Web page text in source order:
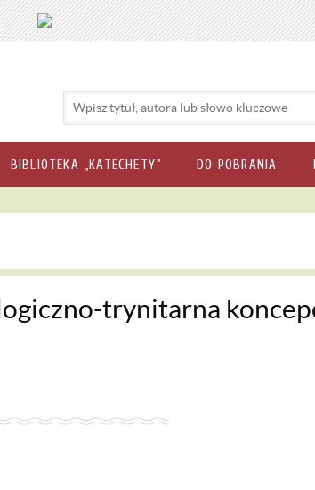
BIBLIOTEKA „KATECHETY” DO POBRANIA
trynitarna